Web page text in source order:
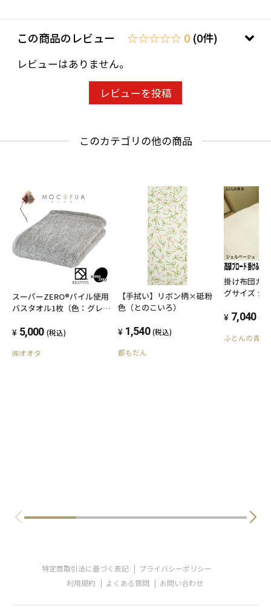
この商品のレビュー ☆☆☆☆☆ 0 (0件)
レビューはありません。
レビューを投稿
このカテゴリの他の商品
スーパーZERO®パイル使用
バスタオル1枚（色：グレ
5,000 (税込)
㈱オオタ
【手拭い】リボン柄×砥粉
色（とのこいろ）
1,540 (税込)
都もだん
掛け布団カ
グサイズ シ
高級ブロー
洗濯可能 フ
7,040 (税
ふとんの青木
特定商取引法に基づく表記
プライバシーポリシー
利用規約
よくある質問 お問い合わせ